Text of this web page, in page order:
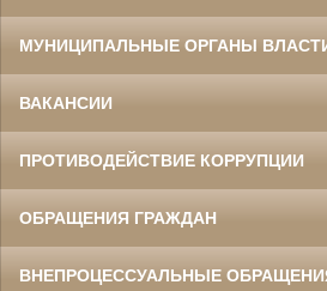
МУНИЦИПАЛЬНЫЕ ОРГАНЫ
ВАКАНСИИ
ПРОТИВОДЕЙСТВИЕ КОРРУПЦИИ
ОБРАЩЕНИЯ ГРАЖДАН
ВНЕПРОЦЕССУАЛЬНЫЕ